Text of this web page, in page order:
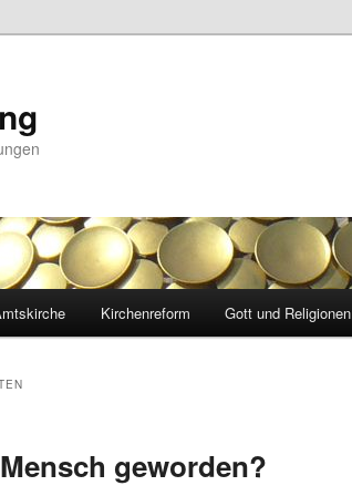
Kirchenreform Gott und Religionen
geworden?